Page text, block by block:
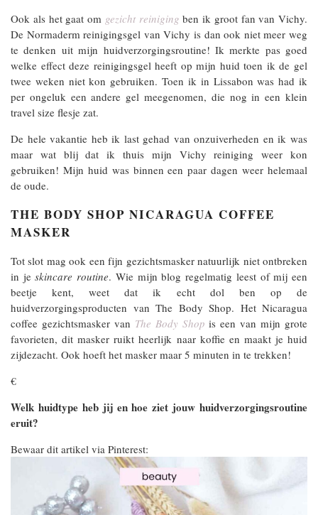
Ook als het gaat om gezicht reiniging ben ik groot fan van Vichy.
De Normaderm reinigingsgel van Vichy is dan ook niet meer weg
te denken uit mijn huidverzorgingsroutine! Ik merkte pas goed
welke effect deze reinigingsgel heeft op mijn huid toen ik de gel
twee weken niet kon gebruiken. Toen ik in Lissabon was had ik
per ongeluk een andere gel meegenomen, die nog in een klein
travel size flesje zat.
De hele vakantie heb ik last gehad van onzuiverheden en ik was
maar wat blij dat ik thuis mijn Vichy reiniging weer kon
gebruiken! Mijn huid was binnen een paar dagen weer helemaal
de oude.
THE BODY SHOP NICARAGUA COFFEE
MASKER
Tot slot mag ook een fijn gezichtsmasker natuurlijk niet ontbreken
in jeskincare routine. Wie mijn blog regelmatig leest of mij een
beetje kent, weet dat ik echt dol ben op de
huidverzorgingsproducten van The Body Shop. Het Nicaragua
coffee gezichtsmasker van The Body Shop is een van mijn grote
favorieten, dit masker ruikt heerlijk naar koffie en maakt je huid
zijdezacht. Ook hoeft het masker maar 5 minuten in te trekken!
€
Welk huidtype heb jij en hoe ziet jouw huidverzorgingsroutine
eruit?
Bewaar dit artikel via Pinterest: